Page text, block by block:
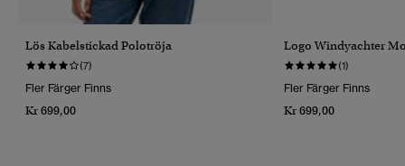
Lös Kabelstickad Polotröja
(7)
Fler Färger Finns
Kr 699,00
Logo Windyachter
(1)
Fler Färger Finns
Kr 699,00